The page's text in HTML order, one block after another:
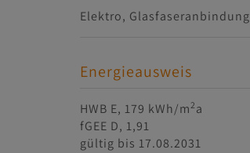
Elektro Glasfaseranbindung
Energieausweis
HWB E, 179 kWh/m2 a
fGEE D, 1,91
gültig bis 17.08.2031